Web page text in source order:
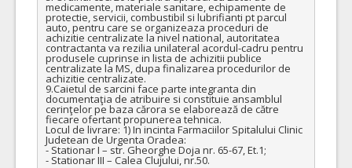
medicamente, materiale sanitare, echipamente de
protectie, servicii, combustibil si lubrifianti pt parcul
auto, pentru care se organizeaza proceduri de
achizitie centralizate la nivel national, autoritatea
contractanta va rezilia unilateral acordul-cadru pentru
produsele cuprinse in lista de achizitii publice
centralizate la MS, dupa finalizarea procedurilor de
achizitie centralizate.
9.Caietul de sarcini face parte integranta din
documentaţia de atribuire si constituie ansamblul
cerinţelor pe baza cărora se elaborează de către
fiecare ofertant propunerea tehnica.
Locul de livrare: 1) In incinta Farmaciilor Spitalului Clinic
Judetean de Urgenta Oradea:
- Stationar I – str. Gheorghe Doja nr. 65-67, Et.1;
- Stationar III – Calea Clujului, nr.50.